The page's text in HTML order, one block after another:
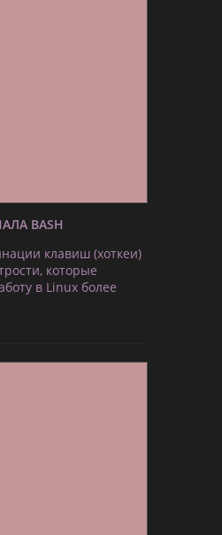
BASH
клавиш (хоткеи)
которые
в Linux более